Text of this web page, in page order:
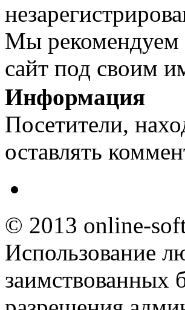
Мы рекомендуем
сайт под своим
Информация
Посетители,
оставлять
© 2013 online-
Использование
заимствованных